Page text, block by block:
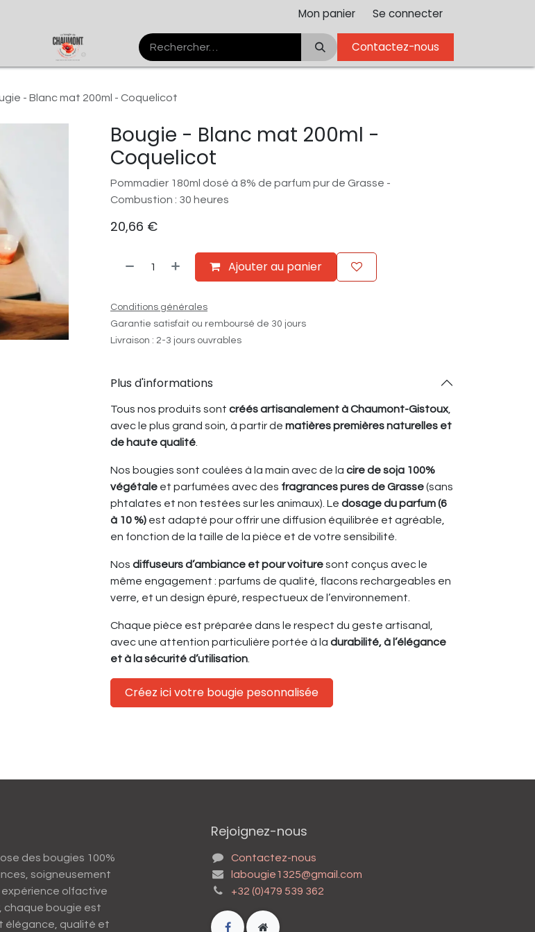
Mon panier Se connecter
Forum Contactez-nous
- Blanc mat 200ml - Coquelicot
Bougie - Blanc mat 200ml -
Coquelicot
Pommadier 180ml dosé à 8% de parfum pur de Grasse -
Combustion : 30 heures
20,66 €
Ajouter au panier
Conditions générales
Garantie satisfait ou remboursé de 30 jours
Livraison : 2-3 jours ouvrables
Plus d'informations
Tous nos produits sont créés artisanalement à Chaumont-Gistoux,
avec le plus grand soin, à partir de matières premières naturelles et
de haute qualité
Nos bougies sont coulées à la main avec de la cire de soja 100%
végétale et parfumées avec des fragrances pures de Grasse(sans
phtalates et non testées sur les animaux). Le dosage du parfum (6
à 10 %) est adapté pour offrir une diffusion équilibrée et agréable,
en fonction de la taille de la pièce et de votre sensibilité.
Nos diffuseurs d’ambiance et pour voituresont conçus avec le
même engagement : parfums de qualité, flacons rechargeables en
verre, et un design épuré, respectueux de l’environnement.
Chaque pièce est préparée dans le respect du geste artisanal,
avec une attention particulière portée à la durabilité, à l’élégance
et à la sécurité d’utilisation
Créez ici votre bougie pesonnalisée
des bougies 100%
soigneusement
olfactive
chaque bougie est
élégance, qualité et
Rejoignez-nous
Contactez-nous
labougie1325@gmail.com
+32 (0)479 539 362